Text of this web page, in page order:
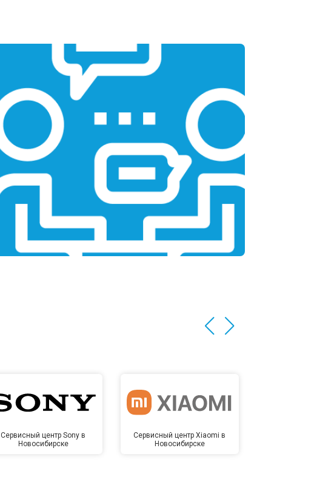
Сервисный центр Sony в
Новосибирске
Сервисный центр Xiaomi в
Новосибирске